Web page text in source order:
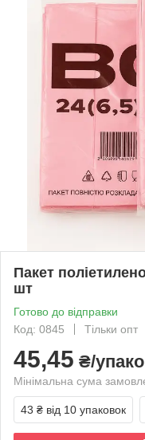
Пакет
шт
Готово до відправки
Код: 0845
Тільки опт
45,45 ₴/
Мінімальна сума
43 ₴ від 10 упаковок